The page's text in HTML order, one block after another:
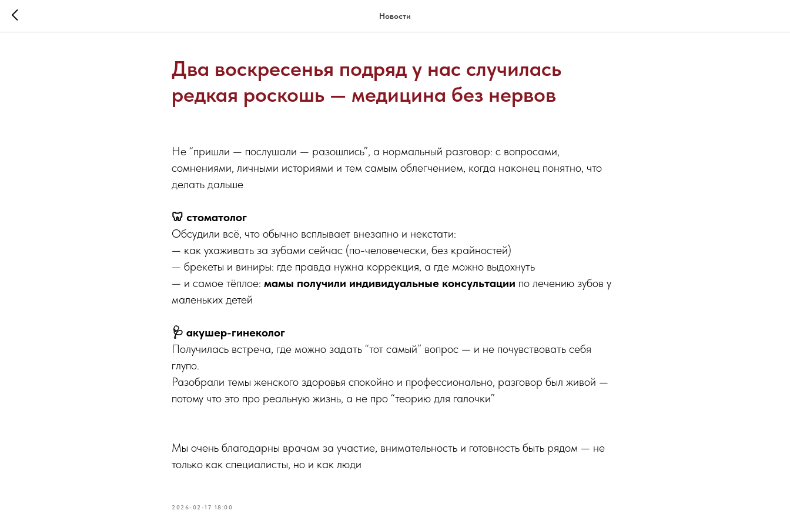
Новости
Два воскресенья подряд у нас случилась
редкая роскошь — медицина без нервов
Не “пришли — послушали — разошлись”, а нормальный разговор: с вопросами,
сомнениями, личными историями и тем самым облегчением, когда наконец понятно, что
делать дальше
🦷 стоматолог
Обсудили всё, что обычно всплывает внезапно и некстати:
— как ухаживать за зубами сейчас (по-человечески, без крайностей)
— брекеты и виниры: где правда нужна коррекция, а где можно выдохнуть
— и самое тёплое: мамы получили индивидуальные консультации по лечению зубов у
маленьких детей
🩺 акушер-гинеколог
Получилась встреча, где можно задать “тот самый” вопрос — и не почувствовать себя
глупо.
Разобрали темы женского здоровья спокойно и профессионально, разговор был живой —
потому что это про реальную жизнь, а не про “теорию для галочки”
Мы очень благодарны врачам за участие, внимательность и готовность быть рядом — не
только как специалисты, но и как люди
2026-02-17 18:00